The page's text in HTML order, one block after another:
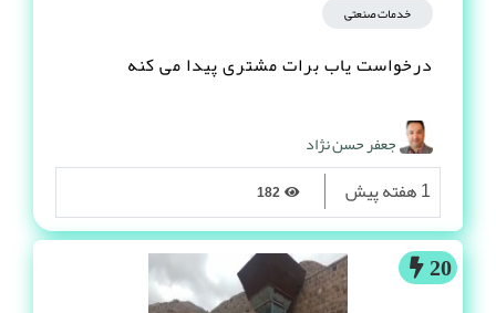
خدمات صنعتی
درخواست یاب برات مشتری پیدا می کنه
جعفر حسن نژاد
1 هفته پیش
20